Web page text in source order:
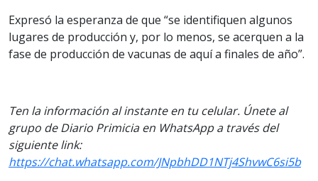
Expresó la esperanza de que “se identifiquen algunos
lugares de producción y, por lo menos, se acerquen a la
fase de producción de vacunas de aquí a finales de año”.
Ten la información al instante en tu celular. Únete al
grupo de Diario Primicia en WhatsApp a través del
siguiente link:
https://chat.whatsapp.com/JNpbhDD1NTj4ShvwC6si5b